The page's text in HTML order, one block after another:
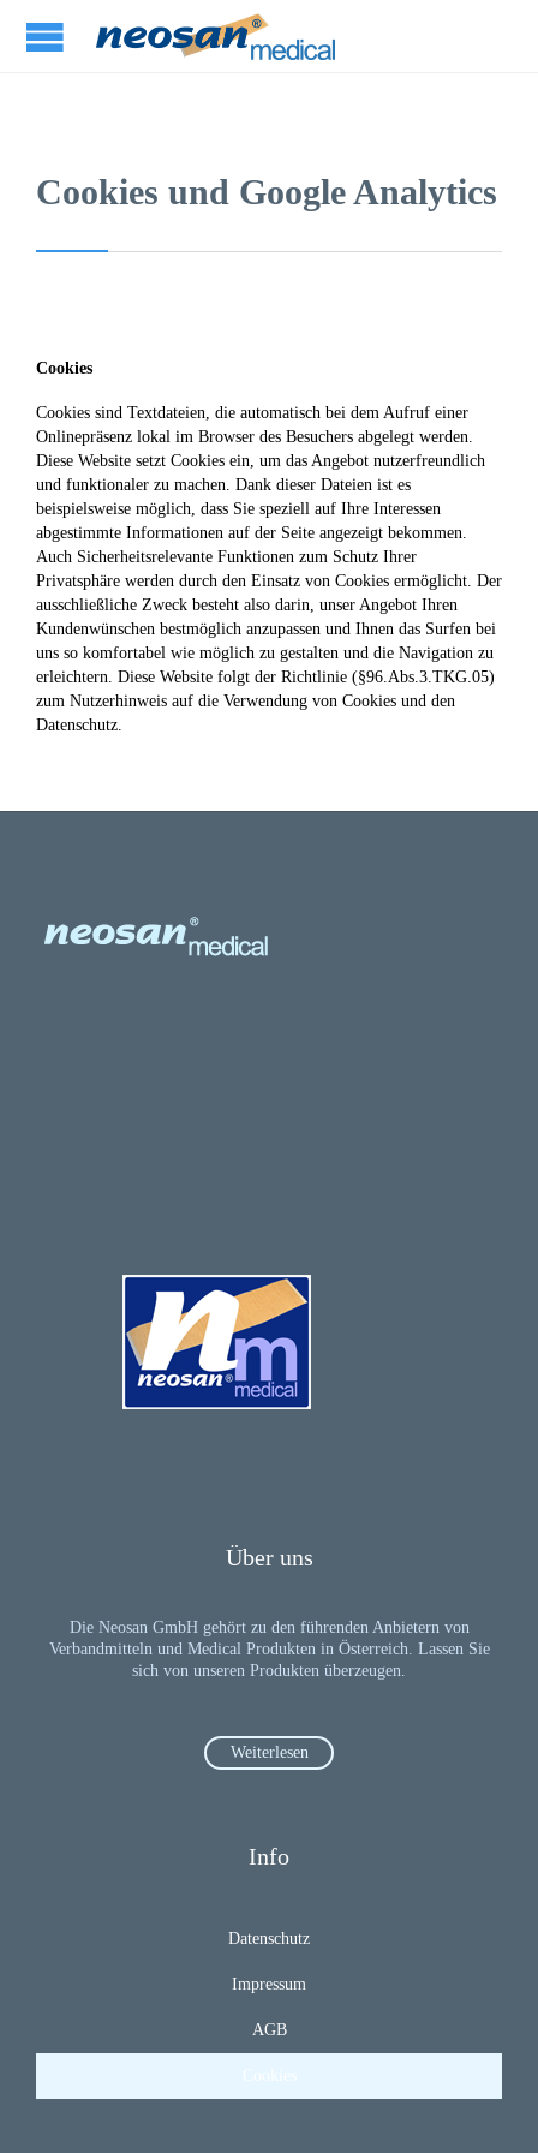
Cookies und Google Analytics
Cookies
Cookies sind Textdateien, die automatisch bei dem Aufruf einer
Onlinepräsenz lokal im Browser des Besuchers abgelegt werden.
Diese Website setzt Cookies ein, um das Angebot nutzerfreundlich
und funktionaler zu machen. Dank dieser Dateien ist es
beispielsweise möglich, dass Sie speziell auf Ihre Interessen
abgestimmte Informationen auf der Seite angezeigt bekommen.
Auch Sicherheitsrelevante Funktionen zum Schutz Ihrer
Privatsphäre werden durch den Einsatz von Cookies ermöglicht. Der
ausschließliche Zweck besteht also darin, unser Angebot Ihren
Kundenwünschen bestmöglich anzupassen und Ihnen das Surfen bei
uns so komfortabel wie möglich zu gestalten und die Navigation zu
erleichtern. Diese Website folgt der Richtlinie (§96.Abs.3.TKG.05)
zum Nutzerhinweis auf die Verwendung von Cookies und den
Datenschutz.
Über uns
Die Neosan GmbH gehört zu den führenden Anbietern von
Verbandmitteln und Medical Produkten in Österreich. Lassen Sie
sich von unseren Produkten überzeugen.
Weiterlesen
Info
Datenschutz
Impressum
AGB
Cookies